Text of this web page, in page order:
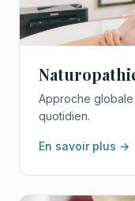
Approche
quotidien.
En savoir plus →